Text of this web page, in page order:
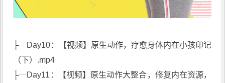
├┈Day10：【视频】原生动作，疗愈身体内在小孩印记
（下）.mp4
├┈Day11：【视频】原生动作大整合，修复内在资源，